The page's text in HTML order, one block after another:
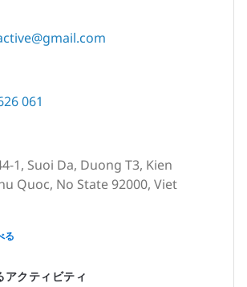
アクティビティ
061
1, Suoi Da, Duong T3, Kien
Quoc, No State 92000, Viet
る